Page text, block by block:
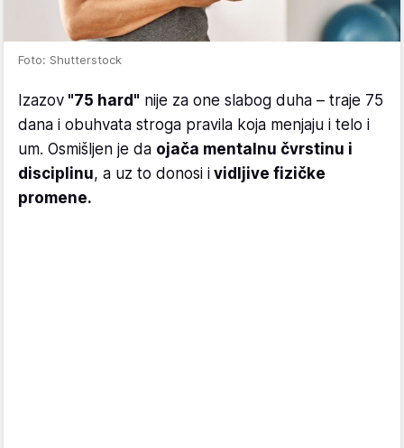
Foto: Shutterstock
Izazov "75 hard" nije za one slabog duha – traje 75
dana i obuhvata stroga pravila koja menjaju i telo i
um. Osmišljen je da ojača mentalnu čvrstinu i
disciplinu, a uz to donosi i vidljive fizičke
promene.